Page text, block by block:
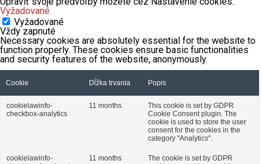
Vyžadované
Vyžadované
Vždy zapnuté
Necessary cookies are absolutely essential for the website to
function properly. These cookies ensure basic functionalities
and security features of the website, anonymously.
Cookie Dĺžka trvania Popis
cookielawinfo-
checkbox-analytics
11 months
This cookie is set by GDPR
Cookie Consent plugin. The
cookie is used to store the user
consent for the cookies in the
category "Analytics".
cookielawinfo-
11 months
The cookie is set by GDPR